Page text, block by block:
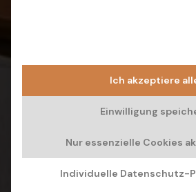
Ich akzeptiere
Einwilligung
Nur essenzielle Cookies
Individuelle Datenschutz-